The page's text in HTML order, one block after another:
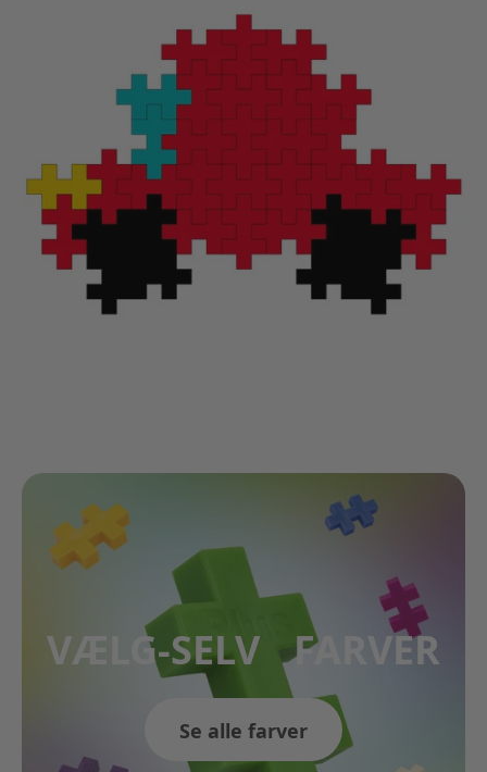
VÆLG-SELV FARVER
Se alle farver